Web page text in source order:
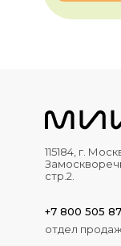
115184, г.
стр.2.
отдел
+7 800 505